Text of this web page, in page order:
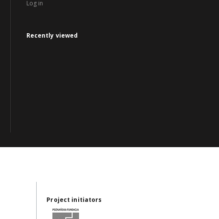
Log in
Recently viewed
Project initiators